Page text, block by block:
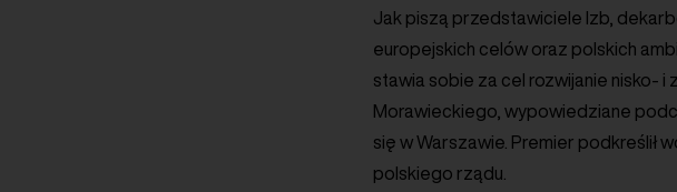
Jak piszą przedstawiciele Izb,
europejskich celów oraz polskich
stawia sobie za cel rozwijanie nisko-
Morawieckiego, wypowiedziane
się w Warszawie. Premier podkreślił
polskiego rządu.